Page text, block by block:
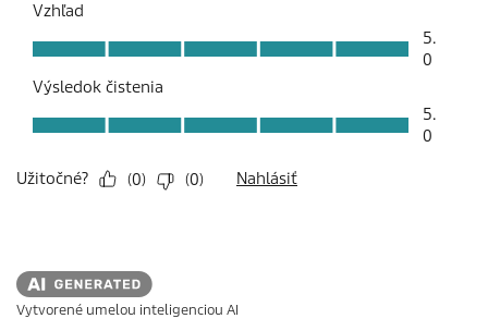
Vytvorené umelou inteligenciou AI